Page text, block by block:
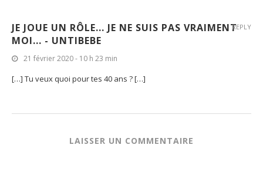
JE JOUE UN RÔLE... JE NE SUIS PAS VRAIMENT
MOI... - UNTIBEBE
21 février 2020 - 10 h 23 min
[…] Tu veux quoi pour tes 40 ans ? […]
REPLY
LAISSER UN COMMENTAIRE